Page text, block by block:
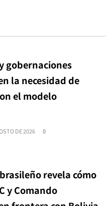
gobernaciones
la necesidad de
el modelo
DE 2026 0
revela cómo
y Comando